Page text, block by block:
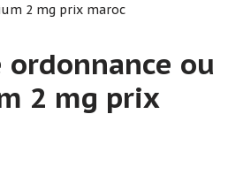
2 mg prix maroc
ou
2 mg prix